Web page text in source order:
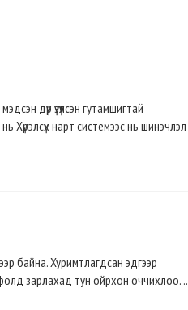
дүр үзүүлсэн гутамшигтай
Хүрэлсүх нарт системээс нь шинэчлэл
байна. Хуримтлагдсан эдгээр
зарлахад тун ойрхон оччихлоо. ..